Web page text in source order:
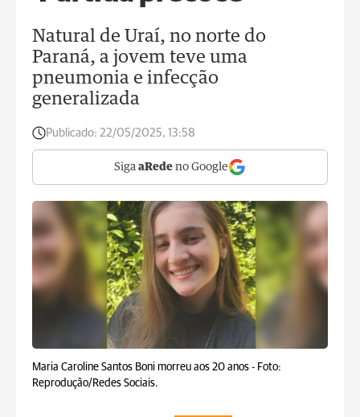
Natural de Uraí, no norte do
Paraná, a jovem teve uma
pneumonia e infecção
generalizada
Publicado: 22/05/2025, 13:58
Siga aRede no Google
Maria Caroline Santos Boni morreu aos 20 anos - Foto:
Reprodução/Redes Sociais.